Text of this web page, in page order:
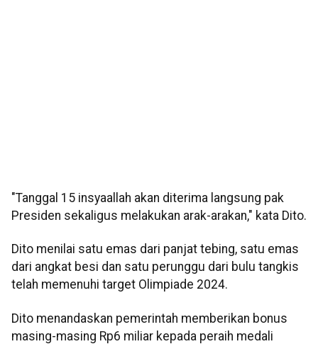
"Tanggal 15 insyaallah akan diterima langsung pak
Presiden sekaligus melakukan arak-arakan," kata Dito.
Dito menilai satu emas dari panjat tebing, satu emas
dari angkat besi dan satu perunggu dari bulu tangkis
telah memenuhi target Olimpiade 2024.
Dito menandaskan pemerintah memberikan bonus
masing-masing Rp6 miliar kepada peraih medali